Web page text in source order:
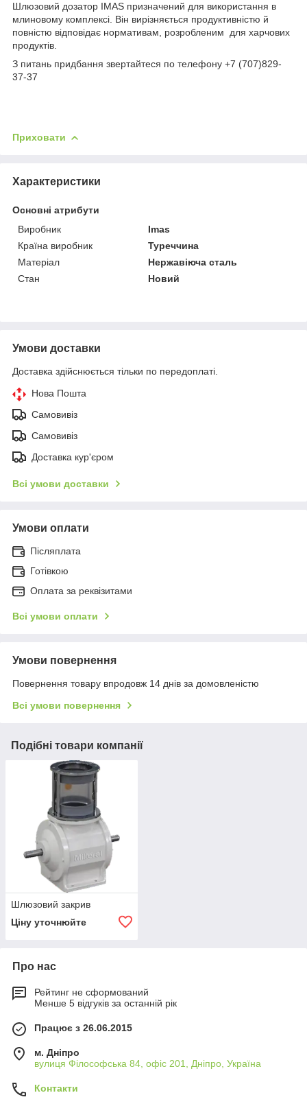
Шлюзовий дозатор IMAS призначений для використання в
млиновому комплексі. Він вирізняється продуктивністю й
повністю відповідає нормативам, розробленим для харчових
продуктів.
З питань придбання звертайтеся по телефону +7 (707)829-
37-37
Приховати
Характеристики
Основні атрибути
Виробник
Imas
Країна виробник
Туреччина
Матеріал
Нержавіюча сталь
Стан
Новий
Умови доставки
Доставка здійснюється тільки по передоплаті.
Нова Пошта
Самовивіз
Самовивіз
Доставка кур'єром
Всі умови доставки
Умови оплати
Післяплата
Готівкою
Оплата за реквізитами
Всі умови оплати
Умови повернення
Повернення товару впродовж 14 днів за домовленістю
Всі умови повернення
Подібні товари компанії
Шлюзовий закрив
Ціну уточнюйте
Про нас
Рейтинг не сформований
Менше 5 відгуків за останній рік
Працює з 26.06.2015
м. Дніпро
вулиця Філософська 84, офіс 201, Дніпро, Україна
Контакти